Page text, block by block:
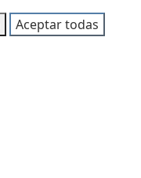
Aceptar todas